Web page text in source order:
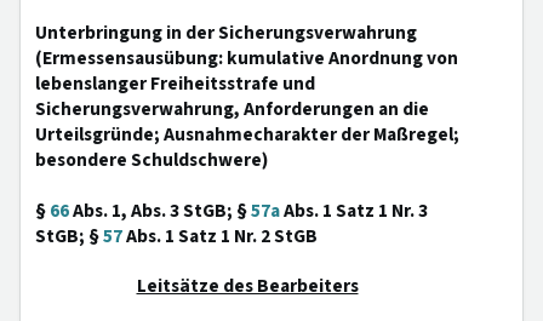
Unterbringung in der Sicherungsverwahrung
(Ermessensausübung: kumulative Anordnung von
lebenslanger Freiheitsstrafe und
Sicherungsverwahrung, Anforderungen an die
Urteilsgründe; Ausnahmecharakter der Maßregel;
besondere Schuldschwere)
§66Abs. 1, Abs. 3 StGB; §57aAbs. 1 Satz 1 Nr. 3
StGB; §57Abs. 1 Satz 1 Nr. 2 StGB
Leitsätze des Bearbeiters